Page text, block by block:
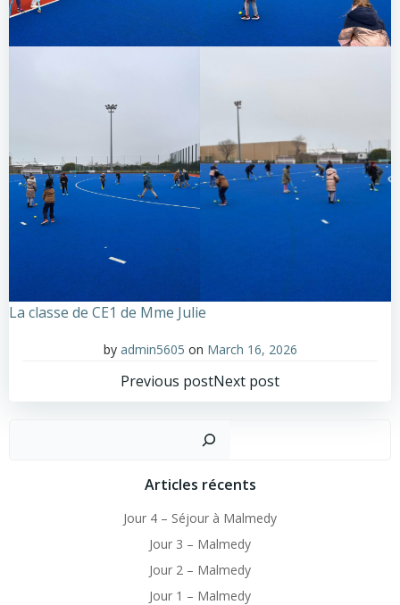
La classe de CE1 de Mme Julie
by admin5605 on March 16, 2026
Post
navigation
Previous postPost
navigation
Next post
Articles récents
Jour 4 – Séjour à Malmedy
Jour 3 – Malmedy
Jour 2 – Malmedy
Jour 1 – Malmedy